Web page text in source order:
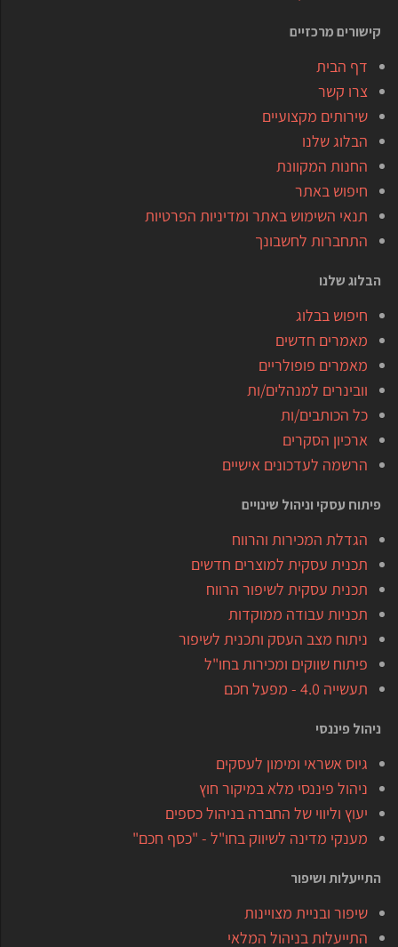
קישורים מרכזיים
דף הבית
צרו קשר
שירותים מקצועיים
הבלוג שלנו
החנות המקוונת
חיפוש באתר
תנאי השימוש באתר ומדיניות הפרטיות
התחברות לחשבונך
הבלוג שלנו
חיפוש בבלוג
מאמרים חדשים
מאמרים פופולריים
וובינרים למנהלים/ות
כל הכותבים/ות
ארכיון הסקרים
הרשמה לעדכונים אישיים
פיתוח עסקי וניהול שינויים
הגדלת המכירות והרווח
תכנית עסקית למוצרים חדשים
תכנית עסקית לשיפור הרווח
תכניות עבודה ממוקדות
ניתוח מצב העסק ותכנית לשיפור
פיתוח שווקים ומכירות בחו"ל
תעשייה 4.0 - מפעל חכם
ניהול פיננסי
גיוס אשראי ומימון לעסקים
ניהול פיננסי מלא במיקור חוץ
יעוץ וליווי של החברה בניהול כספים
מענקי מדינה לשיווק בחו"ל - "כסף חכם"
התייעלות ושיפור
שיפור ובניית מצויינות
התייעלות בניהול המלאי